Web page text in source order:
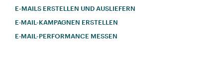
E-MAILS ERSTELLEN UND AUSLIEFERN
E‑MAIL-KAMPAGNEN ERSTELLEN
E‑MAIL-PERFORMANCE MESSEN